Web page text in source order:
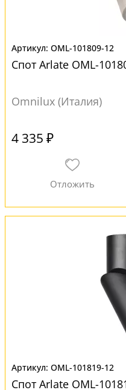
OML-101809-12
Спот Arlate OML-
Omnilux (Италия)
4 335 ₽
OML-101819-12
Спот Arlate OML-